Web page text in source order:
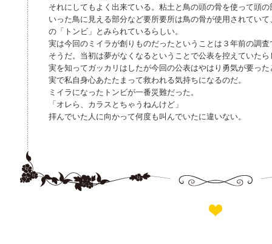
それにしてもよく出来ている。粘土と鳥の頭の骨を使って頭
いった鳥に見える部分など要所要所は鳥の骨が使用されてい
の「トンビ」とみられているらしい。
実は今回のミイラが創りものだったということは３年前の調
そうだ。当初は夢がなくなるということで公表を控えていた
実を知ってガッカリはしたが今回の公表はやはり勇気が要っ
実で私自身心あたたまって救われる気持ちになるのだ。
ミイラになったトンビが一番災難だった。
「オレら、カラスとちゃうねんけど」
拝んでいた人に向かって何度も叫んでいたに違いない。